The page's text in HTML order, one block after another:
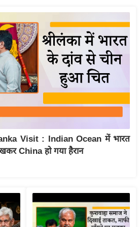
Visit : Indian Ocean में भारत
China हो गया हैरान